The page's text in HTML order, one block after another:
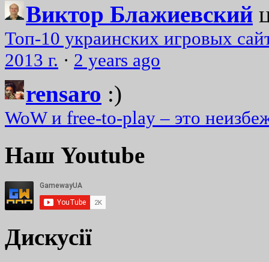
Виктор Блажиевский
Топ-10 украинских игровых
2013 г. · 2 years ago
rensaro :)
WoW и free-to-play – это
Наш Youtube
Дискусії